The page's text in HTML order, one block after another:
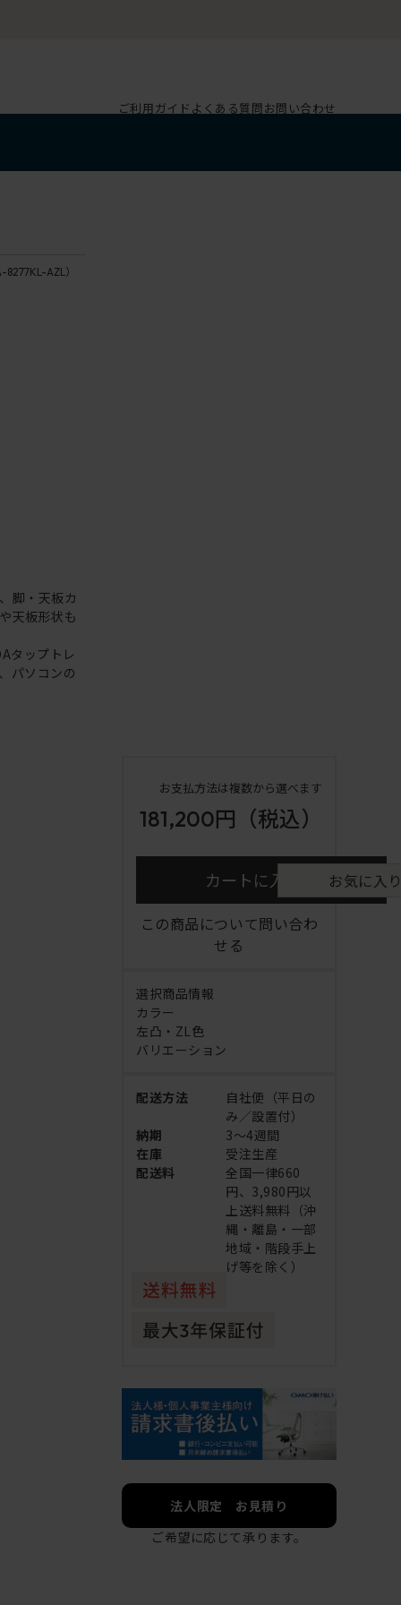
ご利用ガイド よくある質問お問い合わせ
8277KL-AZL）
脚・天板カ
天板形状も
タップトレ
パソコンの
お支払方法は複数から選べます
181,200円 （税込）
カートに入れる お気に入
この商品について問い合わ
せる
選択商品情報
カラー
左凸・ZL色
バリエーション
配送方法
自社便（平日の
み／設置付）
納期
3～4週間
在庫
受注生産
配送料
全国一律660
円、3,980円以
上送料無料（沖
縄・離島・一部
地域・階段手上
げ等を除く）
法人限定 お見積り
ご希望に応じて承ります。